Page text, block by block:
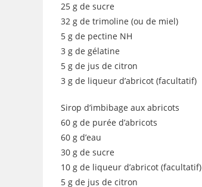
25 g de sucre
32 g de trimoline (ou de miel)
5 g de pectine NH
3 g de gélatine
5 g de jus de citron
3 g de liqueur d’abricot (facultatif)
Sirop d’imbibage aux abricots
60 g de purée d’abricots
60 g d’eau
30 g de sucre
10 g de liqueur d’abricot (facultatif)
5 g de jus de citron